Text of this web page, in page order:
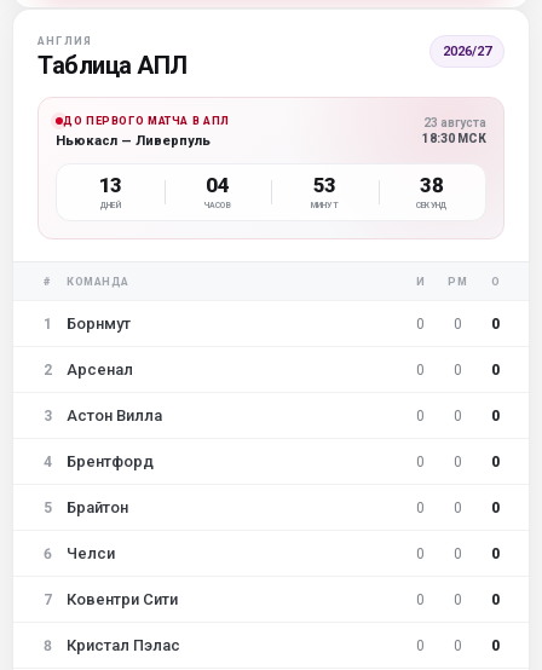
АНГЛИЯ
Таблица АПЛ 2026/27
ДО ПЕРВОГО МАТЧА В АПЛ
Ньюкасл — Ливерпуль
23 августа
18:30 МСК
13
ДНЕЙ
04
ЧАСОВ
53
МИНУТ
37
СЕКУНД
# КОМАНДА И РМ О
1 Борнмут 0 0 0
2 Арсенал 0 0 0
3 Астон Вилла 0 0 0
4 Брентфорд 0 0 0
5 Брайтон 0 0 0
6 Челси 0 0 0
7 Ковентри Сити 0 0 0
8 Кристал Пэлас 0 0 0